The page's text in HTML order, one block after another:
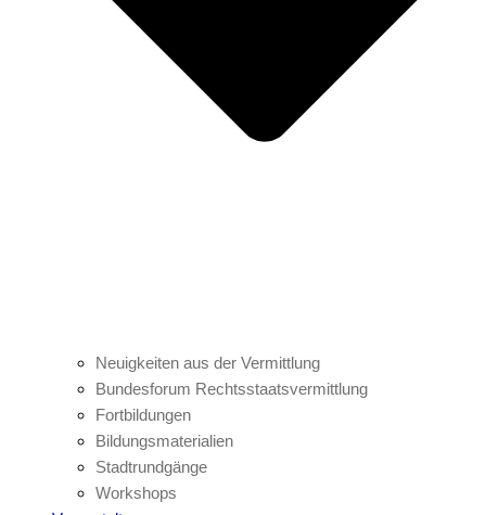
Neuigkeiten aus der Vermittlung
Bundesforum Rechtsstaatsvermittlung
Fortbildungen
Bildungsmaterialien
Stadtrundgänge
Workshops